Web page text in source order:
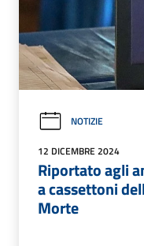
NOTIZIE
12 DICEMBRE 2024
Riportato agli
a cassettoni
Morte